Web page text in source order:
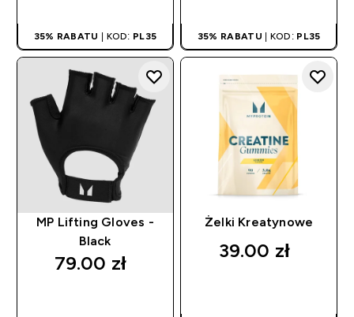
35% RABATU | KOD: PL35 35% RABATU | KOD: PL35
MP Lifting Gloves -
Black
79.00 zł‎
Żelki Kreatynowe
39.00 zł‎